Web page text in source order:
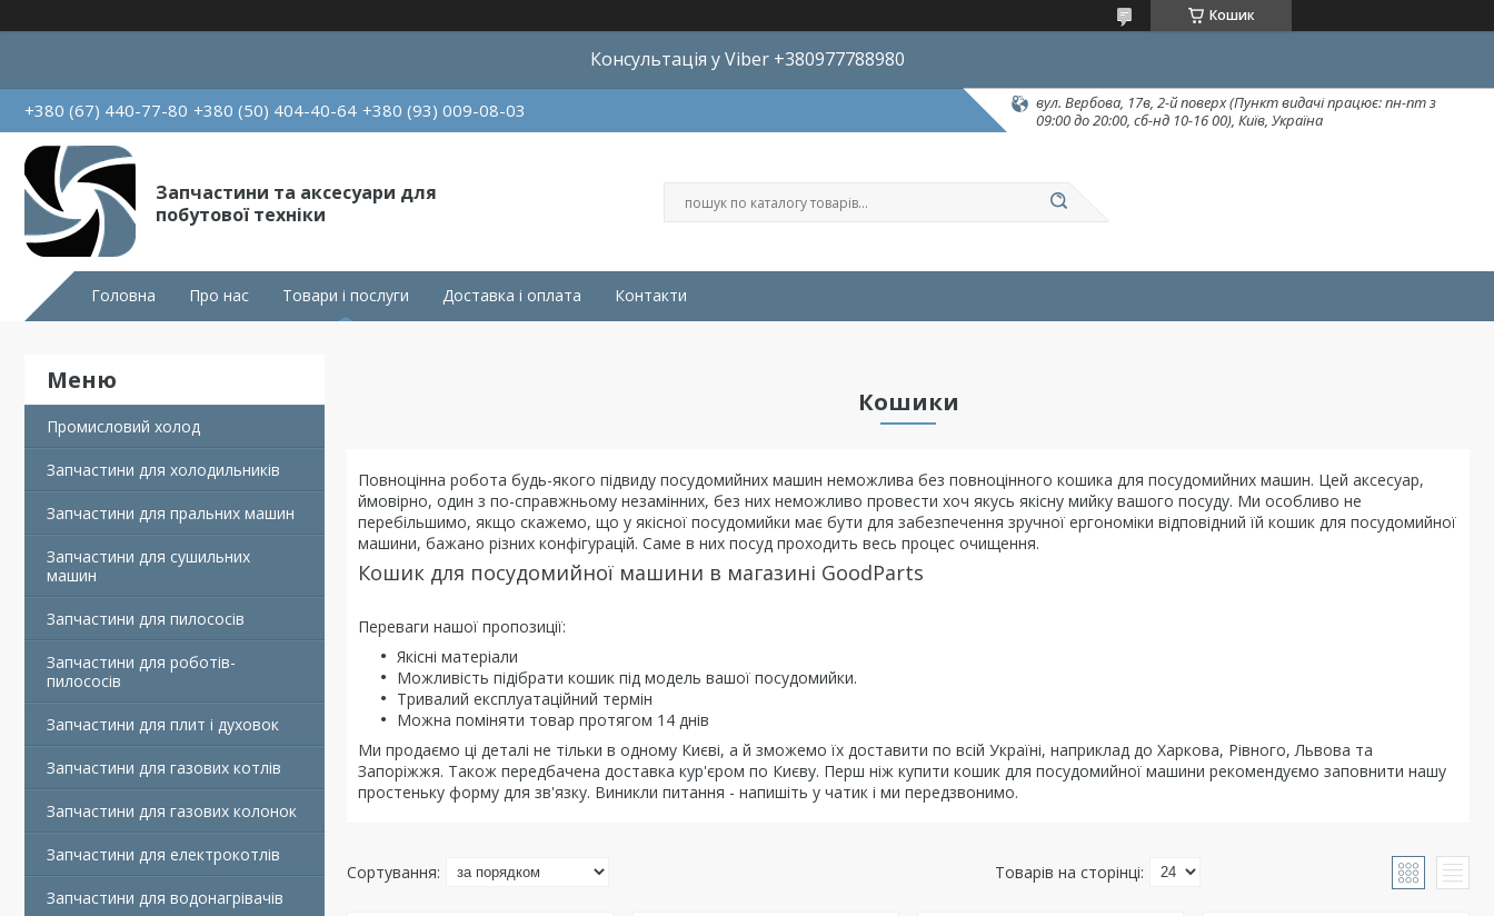
Кошик
Консультація у Viber +380977788980
+380 (67) 440-77-80 +380 (50) 404-40-64 +380 (93) 009-08-03
вул. Вербова, 17в, 2-й поверх (Пункт видачі працює: пн-пт з
09:00 до 20:00, сб-нд 10-16 00), Київ, Україна
Запчастини та аксесуари для
побутової техніки
Головна Про нас Товари і послуги Доставка і оплата Контакти
Промисловий холод
Запчастини для холодильників
Запчастини для пральних машин
Запчастини для сушильних
машин
Запчастини для пилососів
Запчастини для роботів-
пилососів
Запчастини для плит і духовок
Запчастини для газових котлів
Запчастини для газових колонок
Запчастини для електрокотлів
Запчастини для водонагрівачів
Кошики
Повноцінна робота будь-якого підвиду посудомийних машин неможлива без повноцінного кошика для посудомийних машин. Цей аксесуар,
ймовірно, один з по-справжньому незамінних, без них неможливо провести хоч якусь якісну мийку вашого посуду. Ми особливо не
перебільшимо, якщо скажемо, що у якісної посудомийки має бути для забезпечення зручної ергономіки відповідний їй кошик для посудомийної
машини, бажано різних конфігурацій. Саме в них посуд проходить весь процес очищення.
Кошик для посудомийної машини в магазині GoodParts
Переваги нашої пропозиції:
Якісні матеріали
Можливість підібрати кошик під модель вашої посудомийки.
Тривалий експлуатаційний термін
Можна поміняти товар протягом 14 днів
Ми продаємо ці деталі не тільки в одному Києві, а й зможемо їх доставити по всій Україні, наприклад до Харкова, Рівного, Львова та
Запоріжжя. Також передбачена доставка кур'єром по Києву. Перш ніж купити кошик для посудомийної машини рекомендуємо заповнити нашу
простеньку форму для зв'язку. Виникли питання - напишіть у чатик і ми передзвонимо.